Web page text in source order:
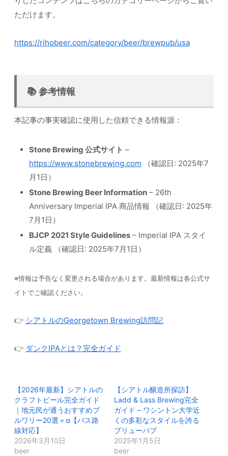
ただけます。
https://rihobeer.com/category/beer/brewpub/usa
📚 参考情報
本記事の事実確認に使用した信頼できる情報源：
Stone Brewing 公式サイト –
https://www.stonebrewing.com （確認日: 2025年7
月1日）
Stone Brewing Beer Information – 26th
Anniversary Imperial IPA 商品情報 （確認日: 2025年
7月1日）
BJCP 2021 Style Guidelines – Imperial IPA スタイ
ル定義 （確認日: 2025年7月1日）
※情報は予告なく変更される場合があります。最新情報は各公式サ
イトでご確認ください。
👉 シアトルのGeorgetown Brewing訪問記
👉 ダンクIPAとは？完全ガイド
【2026年最新】シアトルの
クラフトビール完全ガイド
｜地元民が通うおすすめブ
ルワリー20選＋α【バス路
線対応】
2026年3月10日
beer
【シアトル醸造所探訪】
Ladd & Lass Brewing完全
ガイド – ワシントン大学近
くの多彩なスタイルを誇る
ブリューパブ
2025年1月5日
beer